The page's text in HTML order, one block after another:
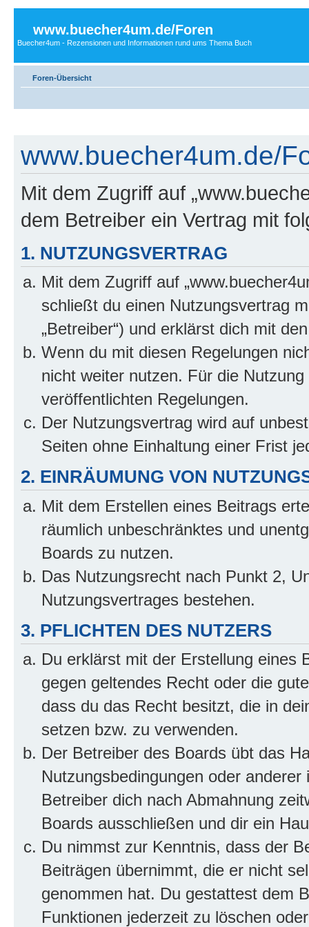
www.buecher4um.de/Foren
Buecher4um - Rezensionen und Informationen rund ums Thema Buch
Foren-Übersicht
www.buecher4um.de/
Mit dem Zugriff auf
dem Betreiber ein Vertrag mit
1. NUTZUNGSVERTRAG
Mit dem Zugriff auf
schließt du einen Nutzungsvertrag
„Betreiber“) und erklärst dich mit
Wenn du mit diesen Regelungen
nicht weiter nutzen. Für die
veröffentlichten Regelungen.
Der Nutzungsvertrag wird auf
Seiten ohne Einhaltung einer Frist
2. EINRÄUMUNG VON
Mit dem Erstellen eines Beitrags
räumlich unbeschränktes und
Boards zu nutzen.
Das Nutzungsrecht nach Punkt 2,
Nutzungsvertrages bestehen.
3. PFLICHTEN DES NUTZERS
Du erklärst mit der Erstellung eines
gegen geltendes Recht oder die
dass du das Recht besitzt, die in
setzen bzw. zu verwenden.
Der Betreiber des Boards übt das
Nutzungsbedingungen oder
Betreiber dich nach Abmahnung
Boards ausschließen und dir ein
Du nimmst zur Kenntnis, dass der
Beiträgen übernimmt, die er nicht
genommen hat. Du gestattest dem
Funktionen jederzeit zu löschen